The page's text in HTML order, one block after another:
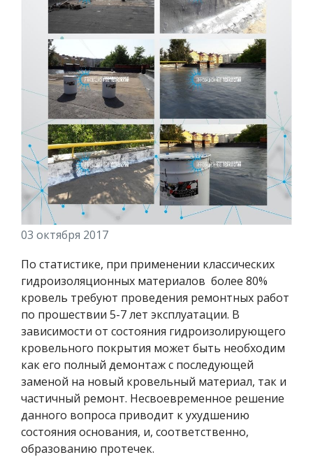
03 октября 2017
По статистике, при применении классических
гидроизоляционных материалов более 80%
кровель требуют проведения ремонтных работ
по прошествии 5-7 лет эксплуатации. В
зависимости от состояния гидроизолирующего
кровельного покрытия может быть необходим
как его полный демонтаж с последующей
заменой на новый кровельный материал, так и
частичный ремонт. Несвоевременное решение
данного вопроса приводит к ухудшению
состояния основания, и, соответственно,
образованию протечек.